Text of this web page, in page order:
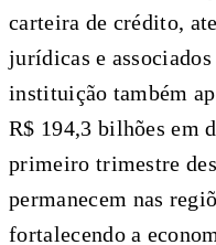
carteira de crédito,
jurídicas e
instituição também
R$ 194,3 bilhões em
primeiro trimestre
permanecem nas
fortalecendo a